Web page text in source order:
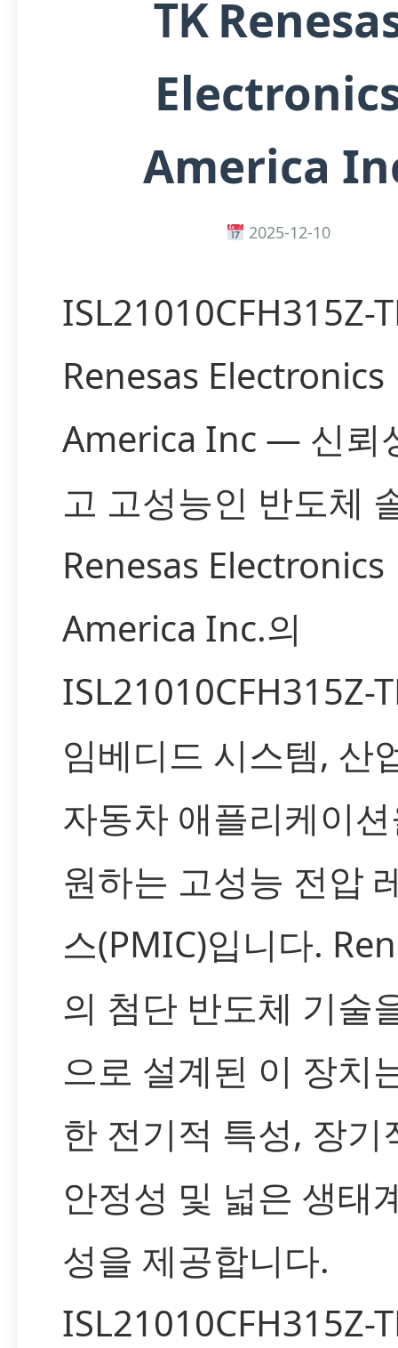
TK
America
2025-12-10
ISL21010CFH315Z-
Renesas Electronics
America Inc — 신뢰
고 고성능인 반도체
Renesas Electronics
America Inc.의
ISL21010CFH315Z-
임베디드 시스템, 산
자동차 애플리케이
원하는 고성능 전압
스(PMIC)입니다.
의 첨단 반도체 기술
으로 설계된 이 장치
한 전기적 특성, 장기
안정성 및 넓은 생태
성을 제공합니다.
ISL21010CFH315Z-